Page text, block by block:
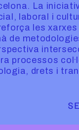
La
laboral i
les xarxes
de
processos
drets i